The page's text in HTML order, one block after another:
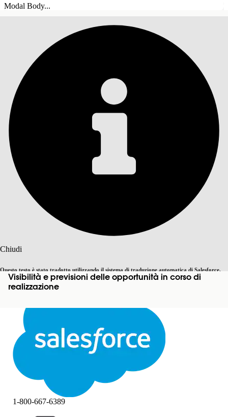
Modal Body...
Chiudi
Questo testo è stato tradotto utilizzando il sistema di traduzione automatica di Salesforce.
Ulteriori dettagli sono disponibili qui . Passa all'inglese Non ora
Chiudi Chiudi
Visibilità e previsioni delle opportunità in corso di
realizzazione
SOMMARIO
1-800-667-6389